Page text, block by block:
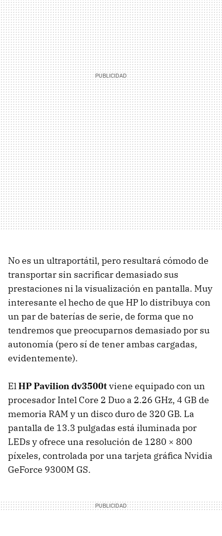
No es un ultraportátil, pero resultará cómodo de
transportar sin sacrificar demasiado sus
prestaciones ni la visualización en pantalla. Muy
interesante el hecho de que HP lo distribuya con
un par de baterías de serie, de forma que no
tendremos que preocuparnos demasiado por su
autonomía (pero sí de tener ambas cargadas,
evidentemente).
ElHP Pavilion dv3500tviene equipado con un
procesador Intel Core 2 Duo a 2.26 GHz, 4 GB de
memoria RAM y un disco duro de 320 GB. La
pantalla de 13.3 pulgadas está iluminada por
LEDs y ofrece una resolución de 1280 × 800
píxeles, controlada por una tarjeta gráfica Nvidia
GeForce 9300M GS.